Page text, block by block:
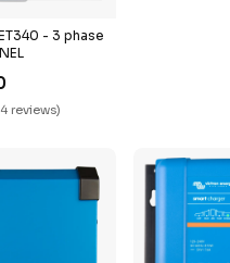
- 3 phase
reviews)